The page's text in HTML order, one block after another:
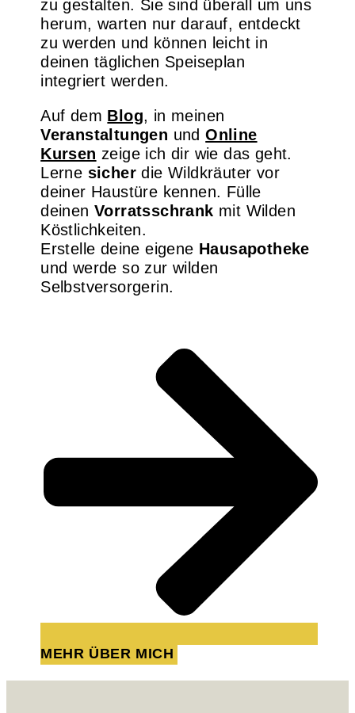
zu gestalten. Sie sind überall um uns
herum, warten nur darauf, entdeckt
zu werden und können leicht in
deinen täglichen Speiseplan
integriert werden.
Auf dem Blog, in meinen
Veranstaltungen undOnline
Kursen zeige ich dir wie das geht.
Lerne sicher die Wildkräuter vor
deiner Haustüre kennen. Fülle
deinen Vorratsschrank mit Wilden
Köstlichkeiten.
Erstelle deine eigene Hausapotheke
und werde so zur wilden
Selbstversorgerin.
MEHR ÜBER MICH